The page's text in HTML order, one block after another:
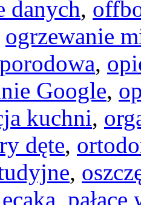
danych,
ogrzewanie
,
Google,
kuchni,
dęte,
,
, pałace